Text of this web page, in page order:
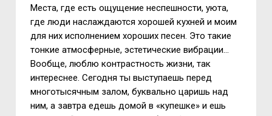
Места, где есть ощущение неспешности, уюта,
где люди наслаждаются хорошей кухней и моим
для них исполнением хороших песен. Это такие
тонкие атмосферные, эстетические вибрации…
Вообще, люблю контрастность жизни, так
интереснее. Сегодня ты выступаешь перед
многотысячным залом, буквально царишь над
ним, а завтра едешь домой в «купешке» и ешь